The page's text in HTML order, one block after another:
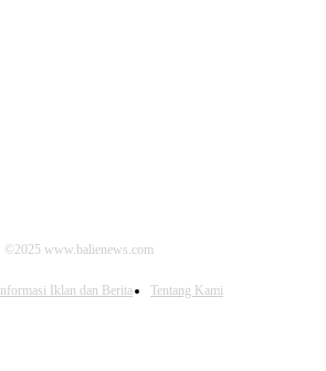
©2025 www.balienews.com
Informasi Iklan dan Berita Tentang Kami